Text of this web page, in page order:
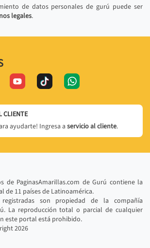
de datos personales de gurú puede ser
legales.
CLIENTE
ayudarte! Ingresa a servicio al cliente.
de PaginasAmarillas.com de Gurú contiene la
de 11 países de Latinoamérica.
son propiedad de la compañía
La reproducción total o parcial de cualquier
este portal está prohibido.
2026